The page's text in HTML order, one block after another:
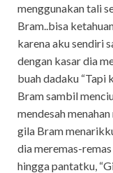
menggunakan tali
Bram..bisa
karena aku sendiri
dengan kasar dia
buah dadaku “Tapi
Bram sambil
mendesah
gila Bram
dia meremas-
hingga pantatku,